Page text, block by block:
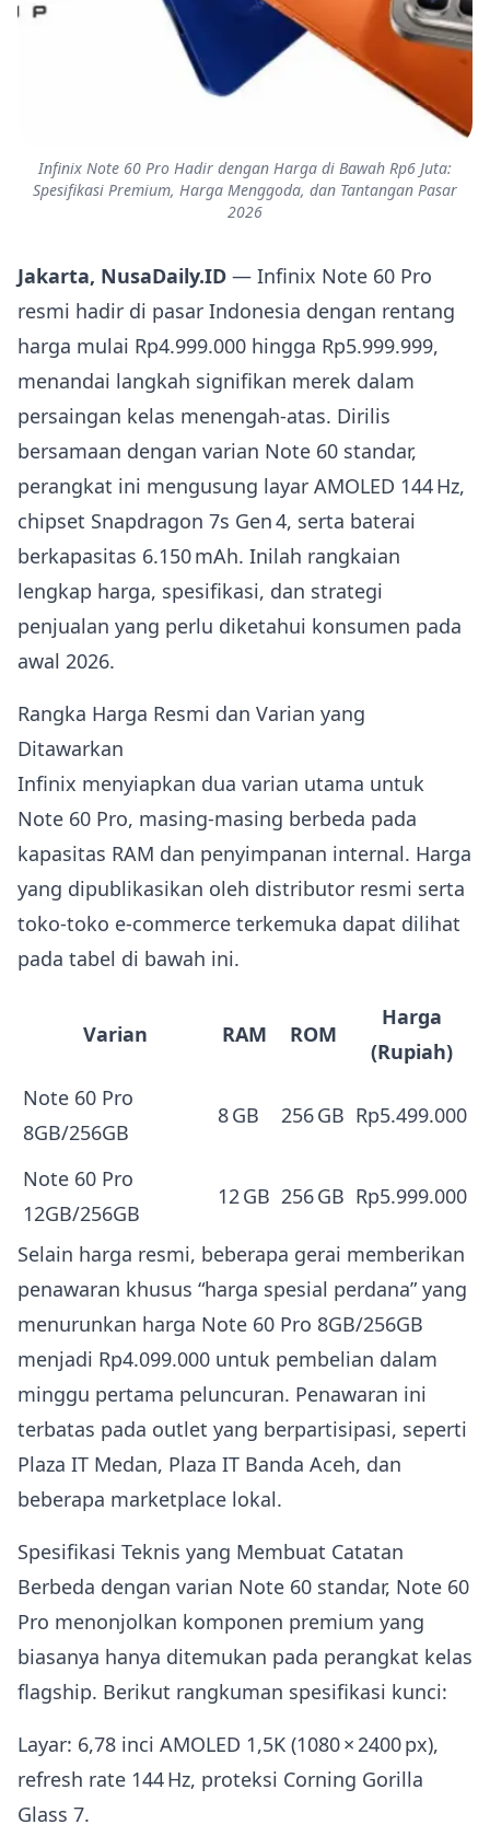
Infinix Note 60 Pro Hadir dengan Harga di Bawah Rp6 Juta:
Spesifikasi Premium, Harga Menggoda, dan Tantangan Pasar
2026
Jakarta, NusaDaily.ID — Infinix Note 60 Pro
resmi hadir di pasar Indonesia dengan rentang
harga mulai Rp4.999.000 hingga Rp5.999.999,
menandai langkah signifikan merek dalam
persaingan kelas menengah‑atas. Dirilis
bersamaan dengan varian Note 60 standar,
perangkat ini mengusung layar AMOLED 144 Hz,
chipset Snapdragon 7s Gen 4, serta baterai
berkapasitas 6.150 mAh. Inilah rangkaian
lengkap harga, spesifikasi, dan strategi
penjualan yang perlu diketahui konsumen pada
awal 2026.
Rangka Harga Resmi dan Varian yang
Ditawarkan
Infinix menyiapkan dua varian utama untuk
Note 60 Pro, masing‑masing berbeda pada
kapasitas RAM dan penyimpanan internal. Harga
yang dipublikasikan oleh distributor resmi serta
toko-toko e‑commerce terkemuka dapat dilihat
pada tabel di bawah ini.
Varian RAM ROM
Harga
(Rupiah)
Note 60 Pro
8GB/256GB
8 GB 256 GB Rp5.499.000
Note 60 Pro
12GB/256GB
12 GB 256 GB Rp5.999.000
Selain harga resmi, beberapa gerai memberikan
penawaran khusus “harga spesial perdana” yang
menurunkan harga Note 60 Pro 8GB/256GB
menjadi Rp4.099.000 untuk pembelian dalam
minggu pertama peluncuran. Penawaran ini
terbatas pada outlet yang berpartisipasi, seperti
Plaza IT Medan, Plaza IT Banda Aceh, dan
beberapa marketplace lokal.
Spesifikasi Teknis yang Membuat Catatan
Berbeda dengan varian Note 60 standar, Note 60
Pro menonjolkan komponen premium yang
biasanya hanya ditemukan pada perangkat kelas
flagship. Berikut rangkuman spesifikasi kunci:
Layar: 6,78 inci AMOLED 1,5K (1080 × 2400 px),
refresh rate 144 Hz, proteksi Corning Gorilla
Glass 7.